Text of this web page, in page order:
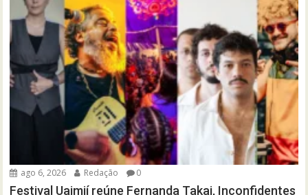
ago 6, 2026 Redação 0
Festival Uaimií reúne Fernanda Takai, Inconfidentes